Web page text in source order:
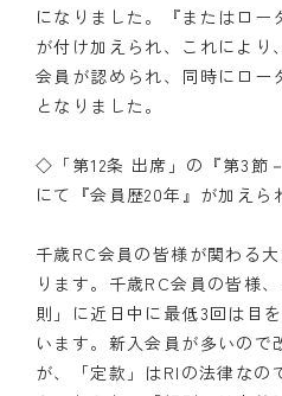
になりました。『またはロ
が付け加えられ、これにより
会員が認められ、同時にロー
となりました。
◇「第12条 出席」の『第3節
にて『会員歴20年』が加えら
千歳RC会員の皆様が関わる
ります。千歳RC会員の皆様
則」に近日中に最低3回は目
います。新入会員が多いので
が、「定款」はRIの法律なの